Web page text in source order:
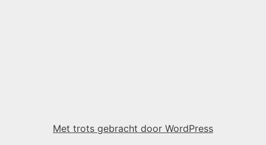
Met trots gebracht door WordPress